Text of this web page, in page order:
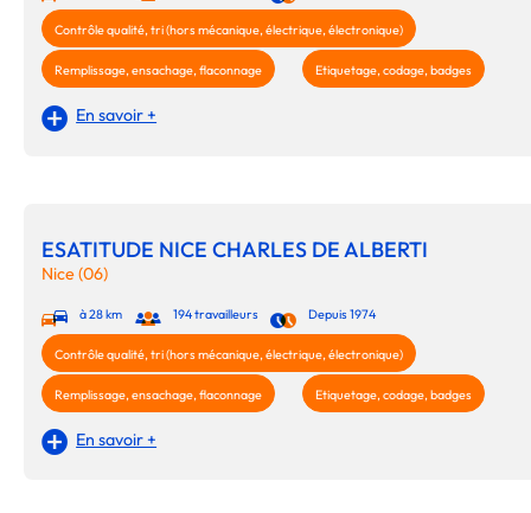
Contrôle qualité, tri (hors mécanique, électrique, électronique)
Remplissage, ensachage, flaconnage Etiquetage, codage, badges
En savoir +
ESATITUDE NICE CHARLES DE ALBERTI
Nice (06)
à 28 km 194 travailleurs Depuis 1974
Contrôle qualité, tri (hors mécanique, électrique, électronique)
Remplissage, ensachage, flaconnage Etiquetage, codage, badges
En savoir +